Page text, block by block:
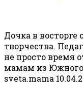
Дочка в восторге
творчества.
не просто время
мамам из Южного
sveta.mama